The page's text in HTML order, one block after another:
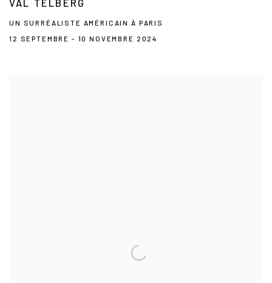
VAL TELBERG
UN SURRÉALISTE AMÉRICAIN À PARIS
12 SEPTEMBRE - 10 NOVEMBRE 2024